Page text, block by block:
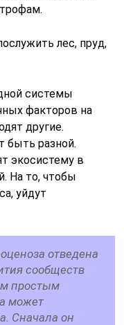
лес, пруд,
системы
факторов на
другие.
быть разной.
экосистему в
На то, чтобы
уйдут
отведена
сообществ
простым
может
Сначала он